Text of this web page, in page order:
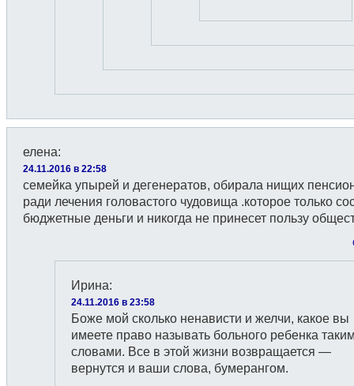
елена:
24.11.2016 в 22:58
семейка упырей и дегенератов, обирала нищих
ради лечения головастого чудовища .которое только
бюджетные деньги и никогда не принесет пользу
Ирина:
24.11.2016 в 23:58
Боже мой сколько ненависти и желчи, какое вы
имеете право называть больного ребенка
словами. Все в этой жизни возвращается —
вернутся и ваши слова, бумерангом.